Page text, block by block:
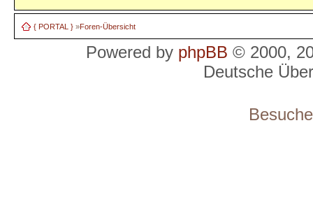
{ PORTAL } »Foren-Übersicht
Powered by phpBB © 2000,
Deutsche